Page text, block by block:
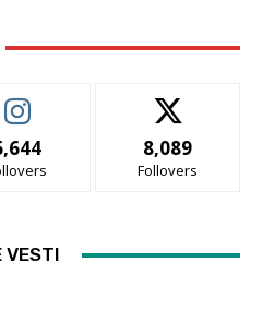
8,089
Follovers
VESTI